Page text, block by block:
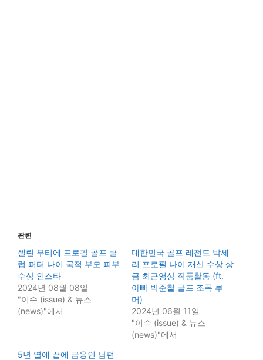
관련
셀린 부티에 프로필 골프 클
럽 퍼터 나이 국적 부모 피부
수상 인스타
2024년 08월 08일
"이슈 (issue) & 뉴스
(news)"에서
대한민국 골프 레전드 박세
리 프로필 나이 재산 수상 상
금 최근영상 작품활동 (ft.
아빠 박준철 골프 조폭 루
머)
2024년 06월 11일
"이슈 (issue) & 뉴스
(news)"에서
5년 열애 끝에 금융인 남편